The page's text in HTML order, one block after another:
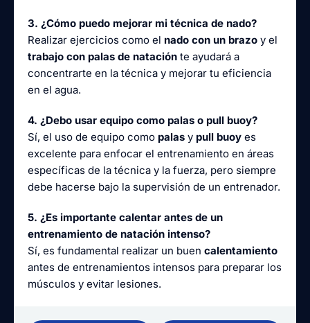
3. ¿Cómo puedo mejorar mi técnica de nado?
Realizar ejercicios como el nado con un brazo y el
trabajo con palas de natación te ayudará a
concentrarte en la técnica y mejorar tu eficiencia
en el agua.
4. ¿Debo usar equipo como palas o pull buoy?
Sí, el uso de equipo como palas y pull buoy es
excelente para enfocar el entrenamiento en áreas
específicas de la técnica y la fuerza, pero siempre
debe hacerse bajo la supervisión de un entrenador.
5. ¿Es importante calentar antes de un
entrenamiento de natación intenso?
Sí, es fundamental realizar un buen calentamiento
antes de entrenamientos intensos para preparar los
músculos y evitar lesiones.